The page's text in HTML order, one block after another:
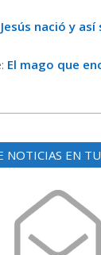
Jesús nació y
El mago que
NOTICIAS EN